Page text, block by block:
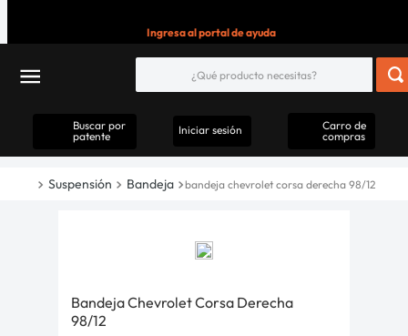
Ingresa al portal de ayuda
Buscar por
patente
Iniciar sesión
Carro de
compras
Suspensión Bandeja bandeja chevrolet corsa derecha 98/12
Bandeja Chevrolet Corsa Derecha
98/12